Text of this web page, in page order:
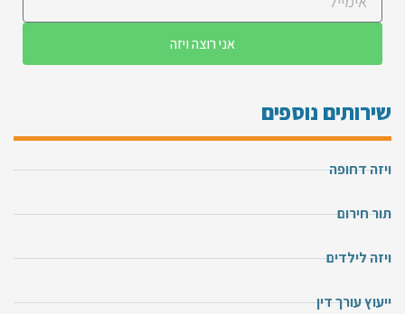
אני רוצה ויזה
שירותים נוספים
ויזה דחופה
תור חירום
ויזה לילדים
ייעוץ עורך דין